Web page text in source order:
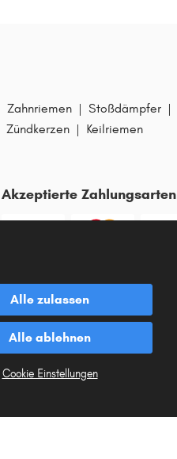
Zahnriemen | Stoßdämpfer |
Zündkerzen | Keilriemen
Akzeptierte Zahlungsarten
Vorkasse
Unsere Versandpartner
Alle zulassen
Alle ablehnen
Cookie Einstellungen